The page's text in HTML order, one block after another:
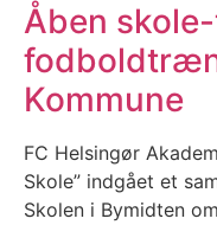
Åben
Kommune
FC Helsingør
Skole” indgået et
Skolen i Bymidten